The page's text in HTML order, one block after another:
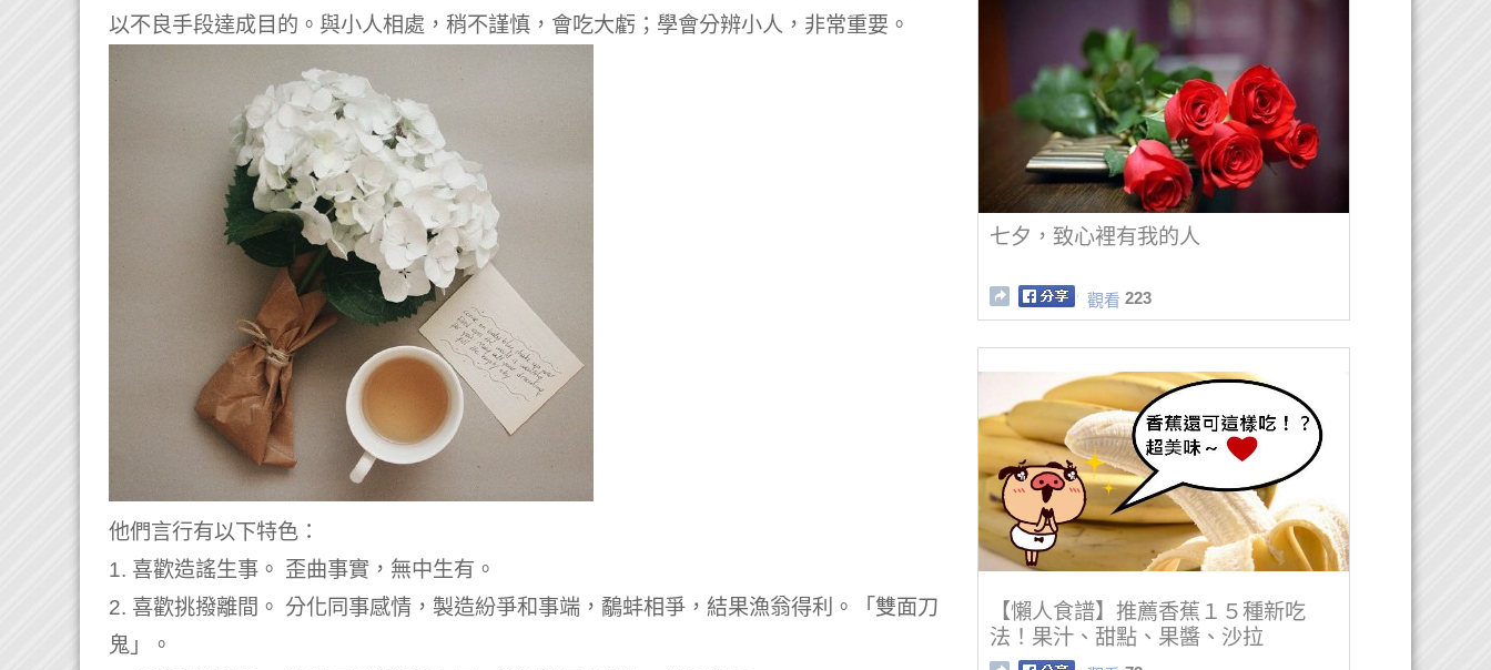
以不良手段達成目的。與小人相處，稍不謹慎，會吃大虧；學會分辨小人，非常重要。
他們言行有以下特色：
1. 喜歡造謠生事。 歪曲事實，無中生有。
2. 喜歡挑撥離間。 分化同事感情，製造紛爭和事端，鷸蚌相爭，結果漁翁得利。「雙面刀
鬼」。
七夕，致心裡有我的人
觀看 223
【懶人食譜】推薦香蕉１５種新吃
法！果汁、甜點、果醬、沙拉